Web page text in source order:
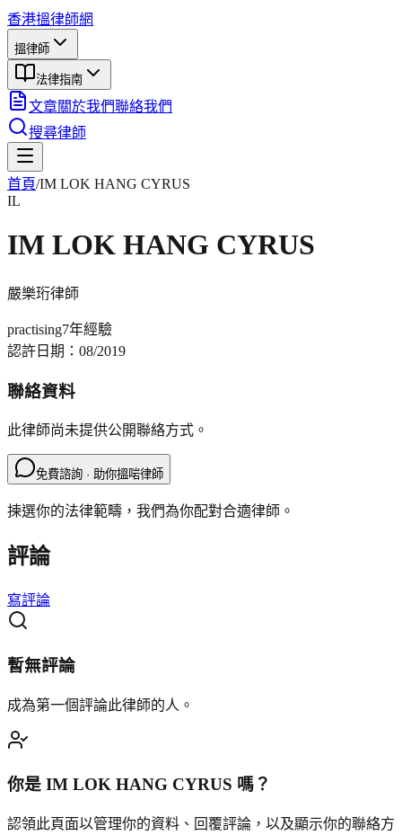
香港搵律師網
搵律師
法律指南
文章關於我們聯絡我們
搜尋律師
首頁/IM LOK HANG CYRUS
IL
IM LOK HANG CYRUS
嚴樂珩律師
practising7年經驗
認許日期： 08/2019
聯絡資料
此律師尚未提供公開聯絡方式。
免費諮詢 · 助你搵啱律師
揀選你的法律範疇，我們為你配對合適律師。
評論
寫評論
暫無評論
成為第一個評論此律師的人。
你是 IM LOK HANG CYRUS 嗎？
認領此頁面以管理你的資料、回覆評論，以及顯示你的聯絡方